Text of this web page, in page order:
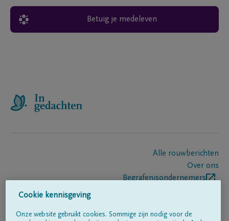
Betuig je medeleven
Alle rouwberichten
Over ons
Begrafenisondernemers
Cookie kennisgeving
Onze website gebruikt cookies. Sommige zijn nodig voor de